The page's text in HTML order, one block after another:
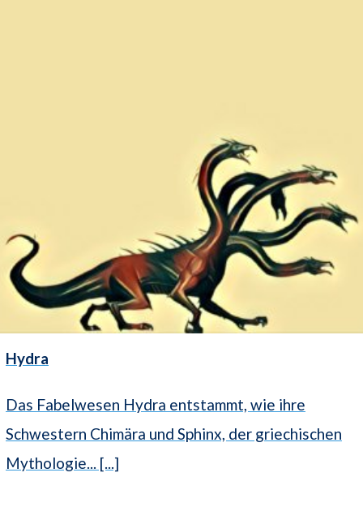
Hydra
Das Fabelwesen Hydra entstammt, wie ihre
Schwestern Chimära und Sphinx, der griechischen
Mythologie... [...]